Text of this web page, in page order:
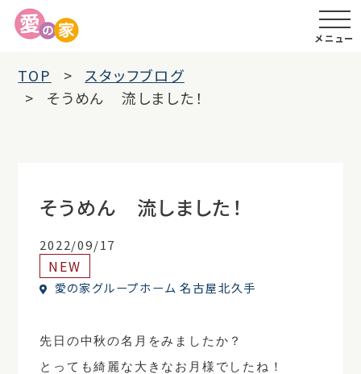
メニュー
TOP
スタッフブログ
そうめん 流しました！
そうめん 流しました！
2022/09/17
NEW
愛の家グループホーム 名古屋北久手
先日の中秋の名月をみましたか？
とっても綺麗な大きなお月様でしたね！